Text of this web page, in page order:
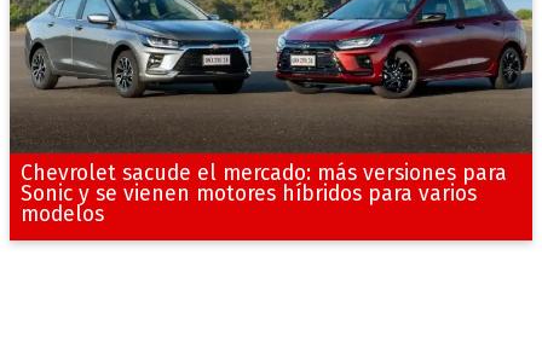
Chevrolet sacude el mercado: más versiones para
Sonic y se vienen motores híbridos para varios
modelos